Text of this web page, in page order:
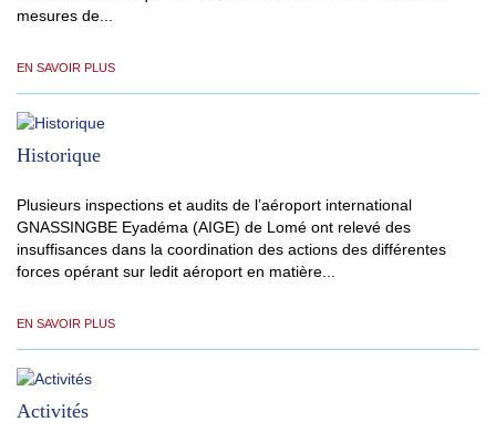
mesures de...
EN SAVOIR PLUS
Historique
Plusieurs inspections et audits de l’aéroport international
GNASSINGBE Eyadéma (AIGE) de Lomé ont relevé des
insuffisances dans la coordination des actions des différentes
forces opérant sur ledit aéroport en matière...
EN SAVOIR PLUS
Activités